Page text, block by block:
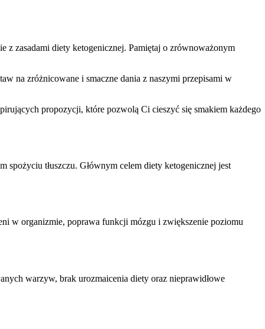
z zasadami diety ketogenicznej. Pamiętaj o zrównoważonym
na zróżnicowane i smaczne dania z naszymi przepisami w
propozycji, które pozwolą Ci cieszyć się smakiem każdego
tłuszczu. Głównym celem diety ketogenicznej jest
w organizmie, poprawa funkcji mózgu i zwiększenie poziomu
warzyw, brak urozmaicenia diety oraz nieprawidłowe